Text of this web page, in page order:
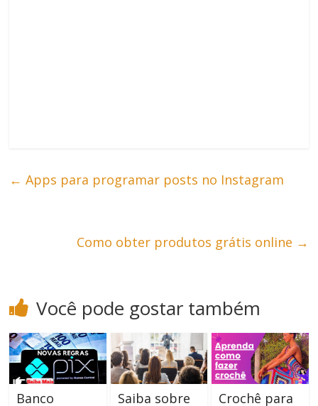
← Apps para programar posts no Instagram
Como obter produtos grátis online →
Você pode gostar também
Banco
Saiba sobre
Crochê para